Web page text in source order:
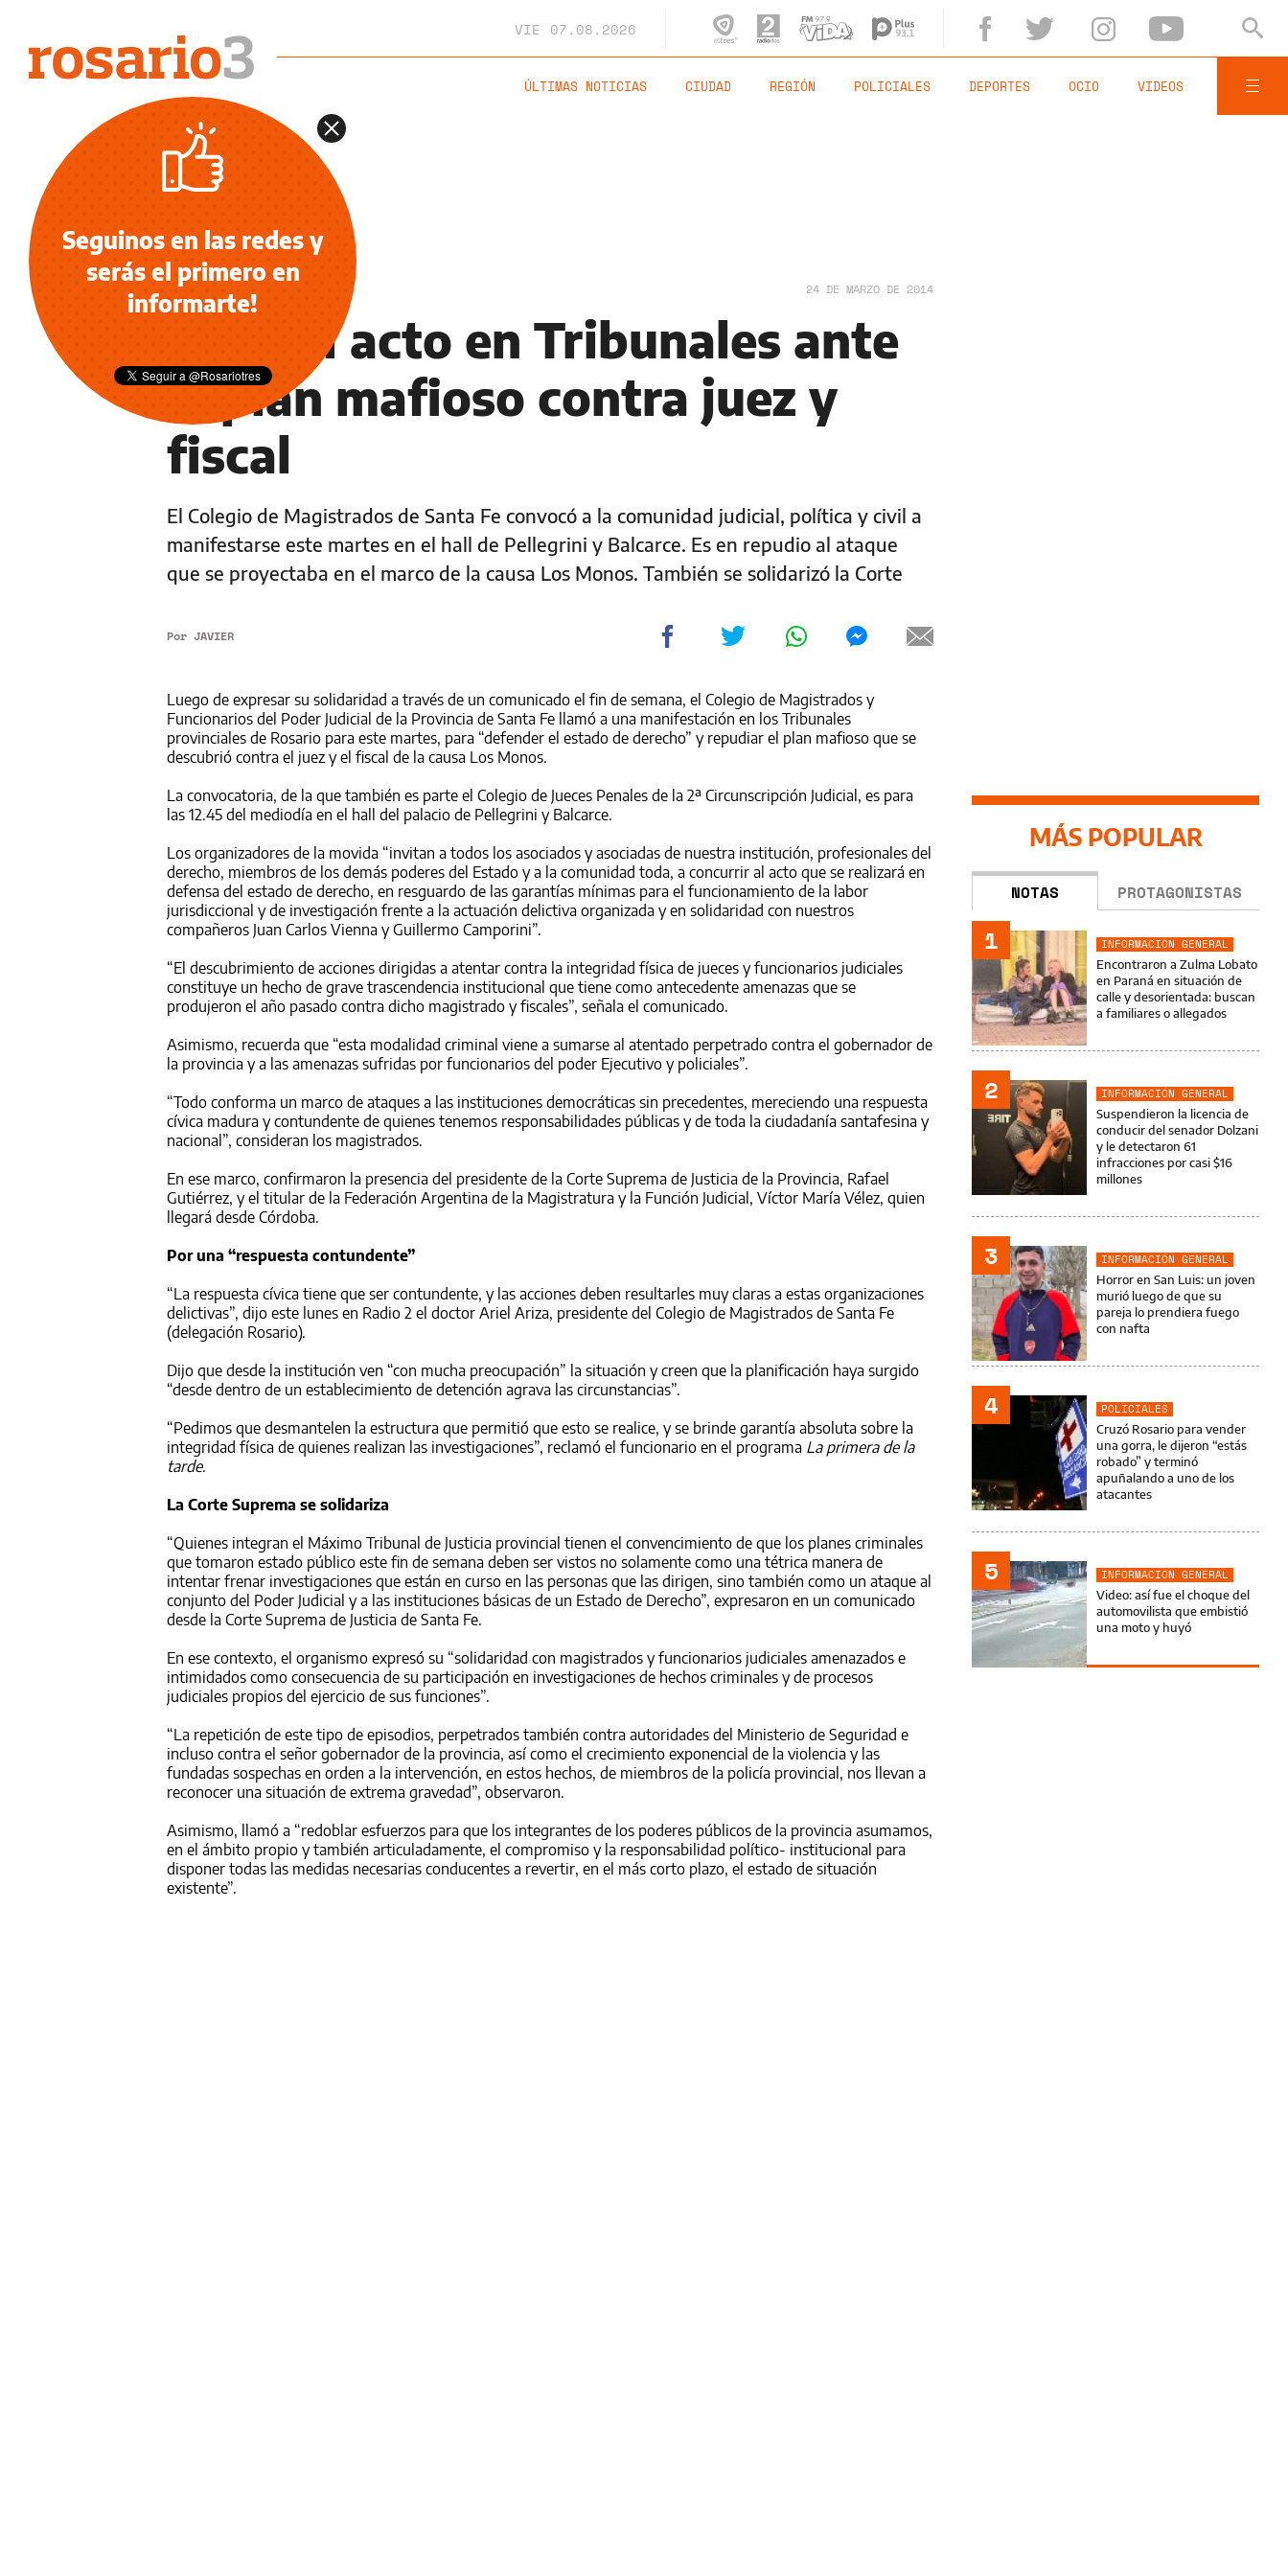
VIE 07.08.2026
ÚLTIMAS NOTICIAS CIUDAD REGIÓN POLICIALES DEPORTES OCIO VIDEOS
NOTICIAS 24 DE MARZO DE 2014
Inusual acto en Tribunales ante
el plan mafioso contra juez y
fiscal
El Colegio de Magistrados de Santa Fe convocó a la comunidad judicial, política y civil a
manifestarse este martes en el hall de Pellegrini y Balcarce. Es en repudio al ataque
que se proyectaba en el marco de la causa Los Monos. También se solidarizó la Corte
Por JAVIER
Luego de expresar su solidaridad a través de un comunicado el fin de semana, el Colegio de Magistrados y
Funcionarios del Poder Judicial de la Provincia de Santa Fe llamó a una manifestación en los Tribunales
provinciales de Rosario para este martes, para “defender el estado de derecho” y repudiar el plan mafioso que se
descubrió contra el juez y el fiscal de la causa Los Monos.
La convocatoria, de la que también es parte el Colegio de Jueces Penales de la 2ª Circunscripción Judicial, es para
las 12.45 del mediodía en el hall del palacio de Pellegrini y Balcarce.
Los organizadores de la movida “invitan a todos los asociados y asociadas de nuestra institución, profesionales del
derecho, miembros de los demás poderes del Estado y a la comunidad toda, a concurrir al acto que se realizará en
defensa del estado de derecho, en resguardo de las garantías mínimas para el funcionamiento de la labor
jurisdiccional y de investigación frente a la actuación delictiva organizada y en solidaridad con nuestros
compañeros Juan Carlos Vienna y Guillermo Camporini”.
“El descubrimiento de acciones dirigidas a atentar contra la integridad física de jueces y funcionarios judiciales
constituye un hecho de grave trascendencia institucional que tiene como antecedente amenazas que se
produjeron el año pasado contra dicho magistrado y fiscales”, señala el comunicado.
Asimismo, recuerda que “esta modalidad criminal viene a sumarse al atentado perpetrado contra el gobernador de
la provincia y a las amenazas sufridas por funcionarios del poder Ejecutivo y policiales”.
“Todo conforma un marco de ataques a las instituciones democráticas sin precedentes, mereciendo una respuesta
cívica madura y contundente de quienes tenemos responsabilidades públicas y de toda la ciudadanía santafesina y
nacional”, consideran los magistrados.
En ese marco, confirmaron la presencia del presidente de la Corte Suprema de Justicia de la Provincia, Rafael
Gutiérrez, y el titular de la Federación Argentina de la Magistratura y la Función Judicial, Víctor María Vélez, quien
llegará desde Córdoba.
Por una “respuesta contundente”
“La respuesta cívica tiene que ser contundente, y las acciones deben resultarles muy claras a estas organizaciones
delictivas”, dijo este lunes en Radio 2 el doctor Ariel Ariza, presidente del Colegio de Magistrados de Santa Fe
(delegación Rosario).
Dijo que desde la institución ven “con mucha preocupación” la situación y creen que la planificación haya surgido
“desde dentro de un establecimiento de detención agrava las circunstancias”.
“Pedimos que desmantelen la estructura que permitió que esto se realice, y se brinde garantía absoluta sobre la
integridad física de quienes realizan las investigaciones”, reclamó el funcionario en el programa La primera de la
tarde.
La Corte Suprema se solidariza
“Quienes integran el Máximo Tribunal de Justicia provincial tienen el convencimiento de que los planes criminales
que tomaron estado público este fin de semana deben ser vistos no solamente como una tétrica manera de
intentar frenar investigaciones que están en curso en las personas que las dirigen, sino también como un ataque al
conjunto del Poder Judicial y a las instituciones básicas de un Estado de Derecho”, expresaron en un comunicado
desde la Corte Suprema de Justicia de Santa Fe.
En ese contexto, el organismo expresó su “solidaridad con magistrados y funcionarios judiciales amenazados e
intimidados como consecuencia de su participación en investigaciones de hechos criminales y de procesos
judiciales propios del ejercicio de sus funciones”.
“La repetición de este tipo de episodios, perpetrados también contra autoridades del Ministerio de Seguridad e
incluso contra el señor gobernador de la provincia, así como el crecimiento exponencial de la violencia y las
fundadas sospechas en orden a la intervención, en estos hechos, de miembros de la policía provincial, nos llevan a
reconocer una situación de extrema gravedad”, observaron.
Asimismo, llamó a “redoblar esfuerzos para que los integrantes de los poderes públicos de la provincia asumamos,
en el ámbito propio y también articuladamente, el compromiso y la responsabilidad político- institucional para
disponer todas las medidas necesarias conducentes a revertir, en el más corto plazo, el estado de situación
existente”.
MÁS POPULAR
NOTAS PROTAGONISTAS
1
INFORMACIÓN GENERAL
Encontraron a Zulma Lobato
en Paraná en situación de
calle y desorientada: buscan
a familiares o allegados
2
INFORMACIÓN GENERAL
Suspendieron la licencia de
conducir del senador Dolzani
y le detectaron 61
infracciones por casi $16
millones
3
INFORMACIÓN GENERAL
Horror en San Luis: un joven
murió luego de que su
pareja lo prendiera fuego
con nafta
4
POLICIALES
Cruzó Rosario para vender
una gorra, le dijeron “estás
robado” y terminó
apuñalando a uno de los
atacantes
5
INFORMACIÓN GENERAL
Video: así fue el choque del
automovilista que embistió
una moto y huyó
Seguinos en las redes y
serás el primero en
informarte!